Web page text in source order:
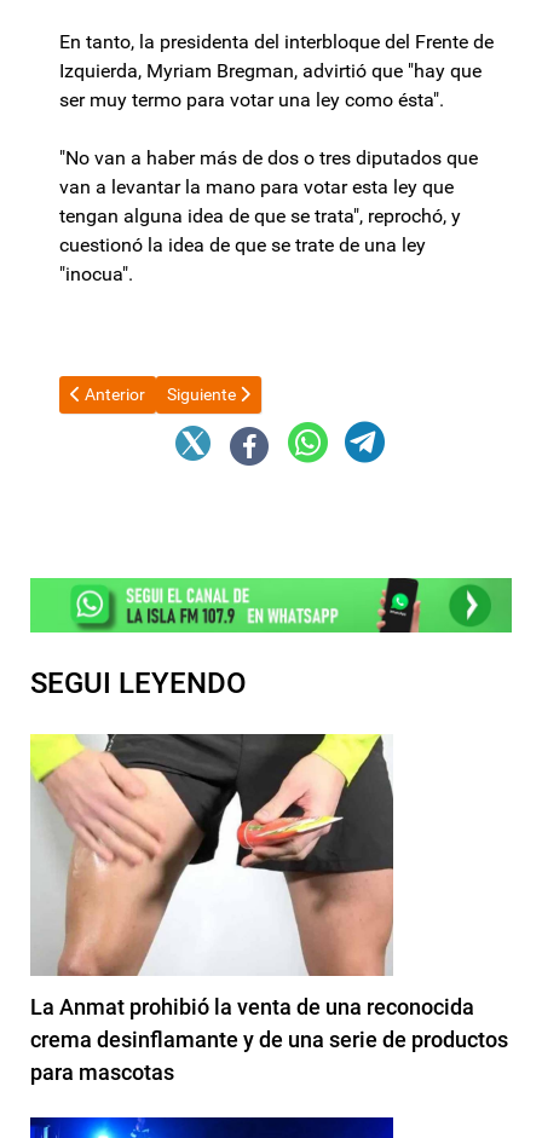
En tanto, la presidenta del interbloque del Frente de
Izquierda, Myriam Bregman, advirtió que "hay que
ser muy termo para votar una ley como ésta".
"No van a haber más de dos o tres diputados que
van a levantar la mano para votar esta ley que
tengan alguna idea de que se trata", reprochó, y
cuestionó la idea de que se trate de una ley
"inocua".
Artículo anterior: Acuerdo Mercosur-UE: Argentina completó
Anterior Artículo siguiente: Senado: hay dictamen sobre
Siguiente
SEGUI LEYENDO
La Anmat prohibió la venta de una reconocida
crema desinflamante y de una serie de productos
para mascotas